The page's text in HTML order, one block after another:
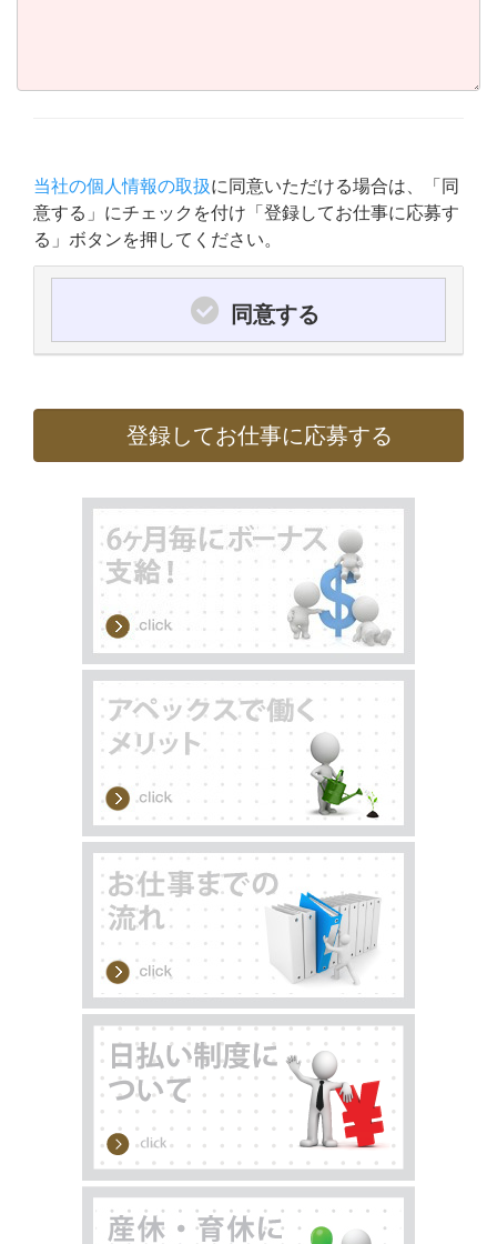
当社の個人情報の取扱に同意いただける場合は、「同
意する」にチェックを付け「登録してお仕事に応募す
る」ボタンを押してください。
同意する